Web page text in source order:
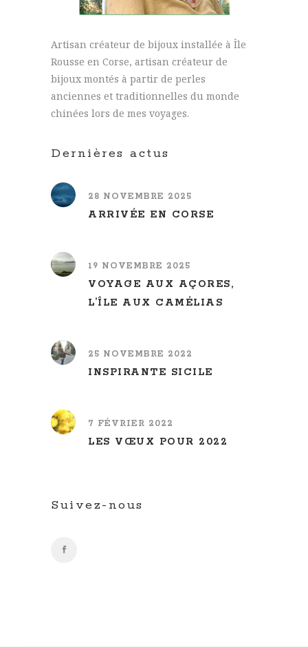
Artisan créateur de bijoux installée à Île
Rousse en Corse, artisan créateur de
bijoux montés à partir de perles
anciennes et traditionnelles du monde
chinées lors de mes voyages.
Dernières actus
28 NOVEMBRE 2025
ARRIVÉE EN CORSE
19 NOVEMBRE 2025
VOYAGE AUX AÇORES,
L’ÎLE AUX CAMÉLIAS
25 NOVEMBRE 2022
INSPIRANTE SICILE
7 FÉVRIER 2022
LES VŒUX POUR 2022
Suivez-nous